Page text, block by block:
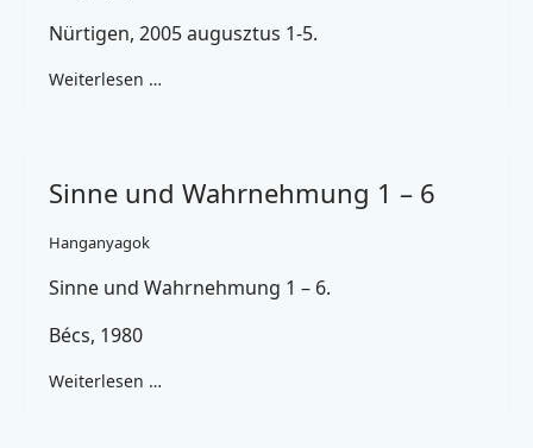
Nürtigen, 2005 augusztus 1-5.
Weiterlesen …
Sinne und Wahrnehmung 1 – 6
Hanganyagok
Sinne und Wahrnehmung 1 – 6.
Bécs, 1980
Weiterlesen …